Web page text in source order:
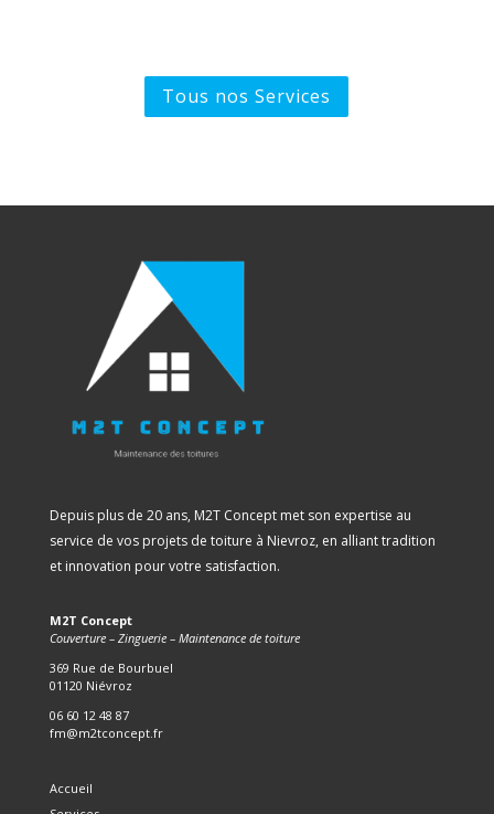
Tous nos Services
Depuis plus de 20 ans, M2T Concept met son expertise au
service de vos projets de toiture à Nievroz, en alliant tradition
et innovation pour votre satisfaction.
M2T Concept
Couverture – Zinguerie – Maintenance de toiture
369 Rue de Bourbuel
01120 Niévroz
06 60 12 48 87
fm@m2tconcept.fr
Accueil